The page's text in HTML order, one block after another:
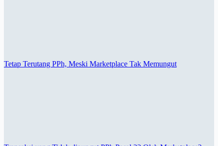
Tetap Terutang PPh, Meski Marketplace Tak Memungut